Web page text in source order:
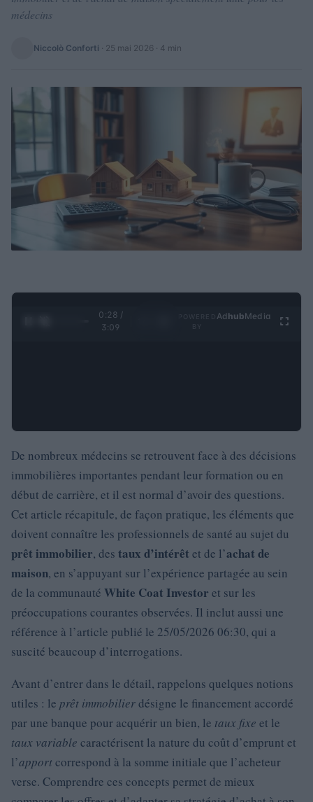
médecins
Niccolò Conforti · 25 mai 2026 · 4 min
0:29 /
3:09
Ad hubMedia
De nombreux médecins se retrouvent face à des décisions
immobilières importantes pendant leur formation ou en
début de carrière, et il est normal d’avoir des questions.
Cet article récapitule, de façon pratique, les éléments que
doivent connaître les professionnels de santé au sujet du
prêt immobilier, des taux d’intérêt et de l’achat de
maison, en s’appuyant sur l’expérience partagée au sein
de la communauté White Coat Investor et sur les
préoccupations courantes observées. Il inclut aussi une
référence à l’article publié le 25/05/2026 06:30, qui a
suscité beaucoup d’interrogations.
Avant d’entrer dans le détail, rappelons quelques notions
utiles : le prêt immobilierdésigne le financement accordé
par une banque pour acquérir un bien, le taux fixe et le
taux variable caractérisent la nature du coût d’emprunt et
l’apportcorrespond à la somme initiale que l’acheteur
verse. Comprendre ces concepts permet de mieux